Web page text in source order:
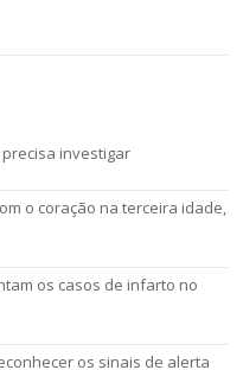
investigar
o coração na terceira idade,
os casos de infarto no
os sinais de alerta